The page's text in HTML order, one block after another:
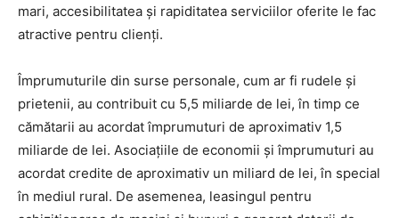
mari, accesibilitatea și rapiditatea serviciilor oferite le fac
atractive pentru clienți.
Împrumuturile din surse personale, cum ar fi rudele și
prietenii, au contribuit cu 5,5 miliarde de lei, în timp ce
cămătarii au acordat împrumuturi de aproximativ 1,5
miliarde de lei. Asociațiile de economii și împrumuturi au
acordat credite de aproximativ un miliard de lei, în special
în mediul rural. De asemenea, leasingul pentru